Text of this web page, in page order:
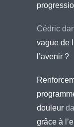
Cédric
vague de
l’avenir ?
douleur
grâce à